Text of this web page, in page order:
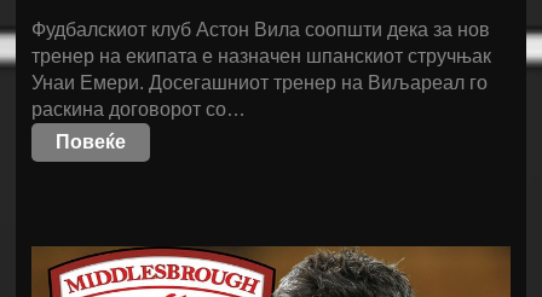
Фудбалскиот клуб Астон Вила соопшти дека за нов
тренер на екипата е назначен шпанскиот стручњак
Унаи Емери. Досегашниот тренер на Виљареал го
раскина договорот со…
Повеќе